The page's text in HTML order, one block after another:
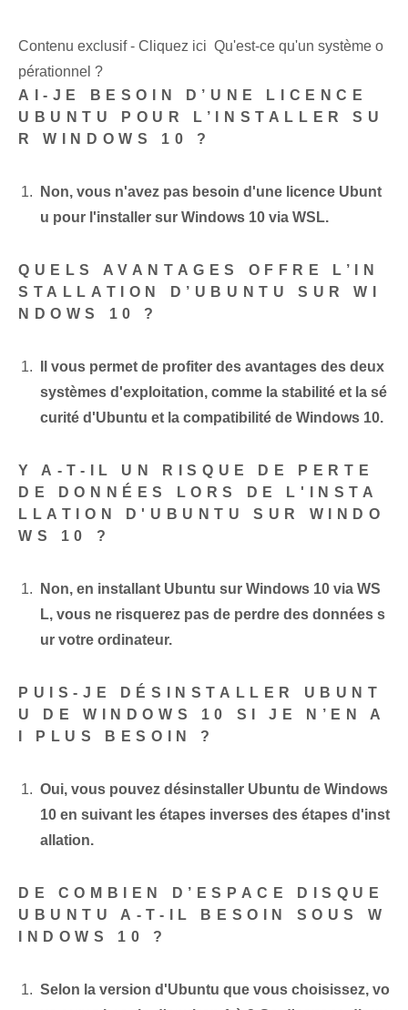
Contenu exclusif - Cliquez ici Qu'est-ce qu'un système o
pérationnel ?
AI-JE BESOIN D’UNE LICENCE
UBUNTU POUR L’INSTALLER SU
R WINDOWS 10 ?
Non, vous n'avez pas besoin d'une licence Ubunt
u pour l'installer sur Windows 10 via WSL.
QUELS AVANTAGES OFFRE L’IN
STALLATION D’UBUNTU SUR WI
NDOWS 10 ?
Il vous permet de profiter des avantages des deux
systèmes d'exploitation, comme la stabilité et la sé
curité d'Ubuntu et la compatibilité de Windows 10.
Y A-T-IL UN RISQUE DE PERTE
DE DONNÉES LORS DE L'INSTA
LLATION D'‍UBUNTU​ SUR WINDO
WS 10 ?
Non, en installant Ubuntu sur Windows‌ 10 via WS
L, vous ne risquerez pas de perdre des données s
ur votre ordinateur.
PUIS-JE DÉSINSTALLER UBUNT
U DE WINDOWS 10 SI JE N’EN A
I PLUS BESOIN ?
Oui, vous pouvez désinstaller Ubuntu de Windows
10 en suivant les étapes inverses des étapes d'inst
allation.
DE COMBIEN D’ESPACE DISQUE
UBUNTU A-T-IL BESOIN SOUS W
INDOWS 10 ?
Selon la version d'Ubuntu que vous choisissez, vo